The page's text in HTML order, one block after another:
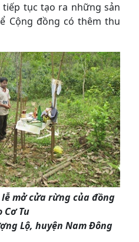
tục tạo ra những sản
Cộng đồng có thêm thu
mở cửa rừng của đồng
Cơ Tu
Lộ, huyện Nam Đông